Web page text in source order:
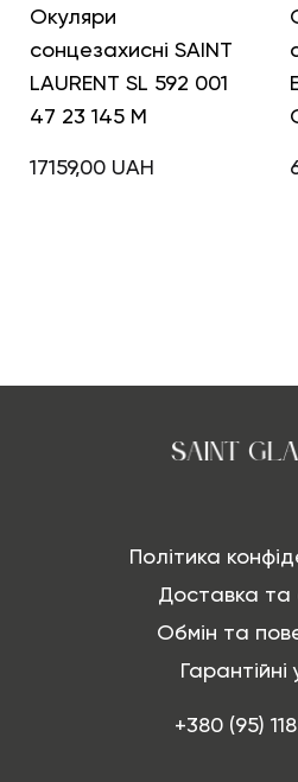
Окуляри
сонцезахисні SAINT
LAURENT SL 592 001
47 23 145 M
17159,00 UAH
Політика
Доставка та
Обмін та
Гарантійні
+380 (95)